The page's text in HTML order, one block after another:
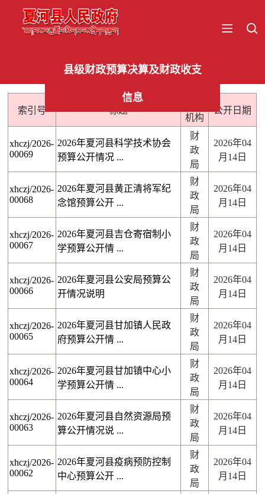
县级财政预算决算及财政收支
信息
索引号 标题
机构
公开日期
xhczj/2026-
00069
2026年夏河县科学技术协会
预算公开情况 ...
财
政
局
2026年04
月14日
xhczj/2026-
00068
2026年夏河县黄正清将军纪
念馆预算公开 ...
财
政
局
2026年04
月14日
xhczj/2026-
00067
2026年夏河县吉仓寄宿制小
学预算公开情 ...
财
政
局
2026年04
月14日
xhczj/2026-
00066
2026年夏河县公安局预算公
开情况说明
财
政
局
2026年04
月14日
xhczj/2026-
00065
2026年夏河县甘加镇人民政
府预算公开情 ...
财
政
局
2026年04
月14日
xhczj/2026-
00064
2026年夏河县甘加镇中心小
学预算公开情 ...
财
政
局
2026年04
月14日
xhczj/2026-
00063
2026年夏河县自然资源局预
算公开情况说 ...
财
政
局
2026年04
月14日
xhczj/2026-
00062
2026年夏河县疫病预防控制
中心预算公开 ...
财
政
局
2026年04
月14日